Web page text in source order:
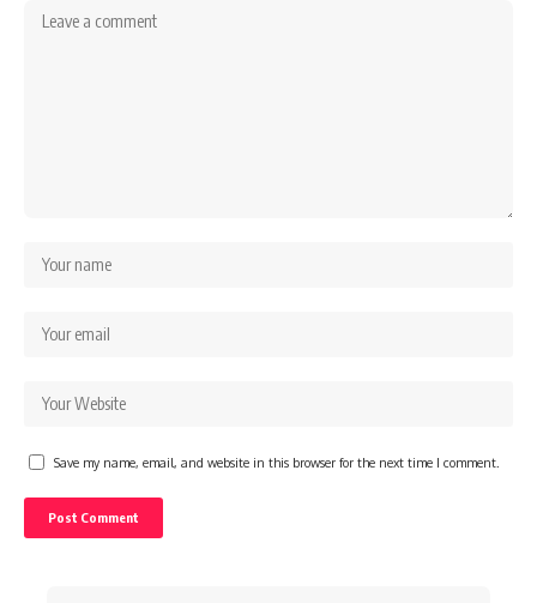
Save my name, email, and website in this browser for the next time I comment.